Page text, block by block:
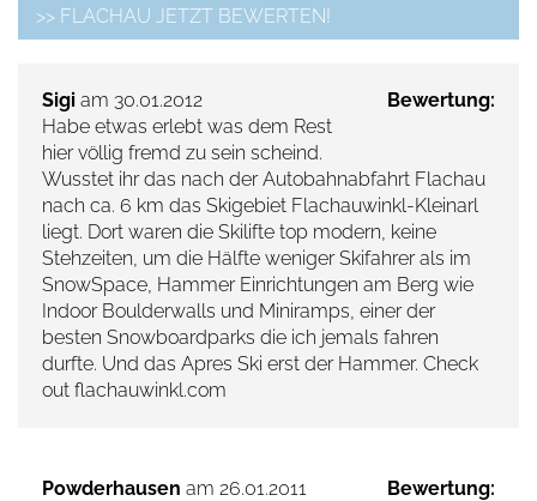
>> FLACHAU JETZT BEWERTEN!
Bewertung:
Sigi am 30.01.2012
Habe etwas erlebt was dem Rest
hier völlig fremd zu sein scheind.
Wusstet ihr das nach der Autobahnabfahrt Flachau
nach ca. 6 km das Skigebiet Flachauwinkl-Kleinarl
liegt. Dort waren die Skilifte top modern, keine
Stehzeiten, um die Hälfte weniger Skifahrer als im
SnowSpace, Hammer Einrichtungen am Berg wie
Indoor Boulderwalls und Miniramps, einer der
besten Snowboardparks die ich jemals fahren
durfte. Und das Apres Ski erst der Hammer. Check
out flachauwinkl.com
Bewertung:
Powderhausen am 26.01.2011